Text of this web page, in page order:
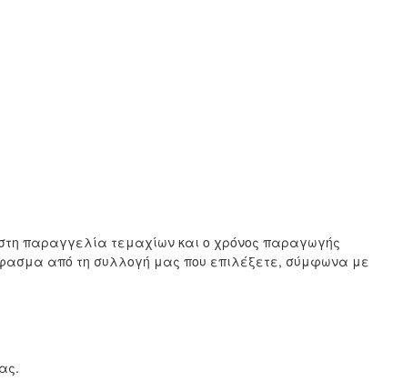
παραγγελία τεμαχίων και ο χρόνος παραγωγής
από τη συλλογή μας που επιλέξετε, σύμφωνα με